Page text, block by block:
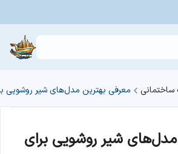
ساختمانی معرفی بهترین مدل‌های شیر روشویی
شیر روشویی برای